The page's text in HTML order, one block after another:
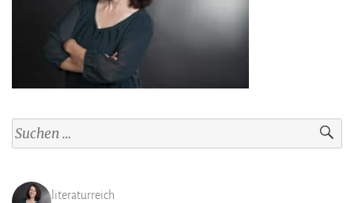
Suchen
nach:
literaturreich